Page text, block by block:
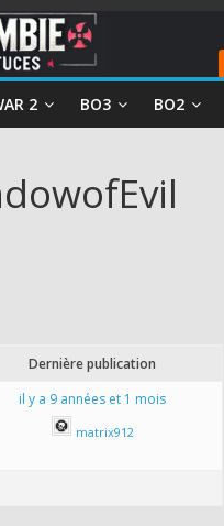
2 BO3 BO2
Dernière publication
il y a 9 années et 1 mois
matrix912